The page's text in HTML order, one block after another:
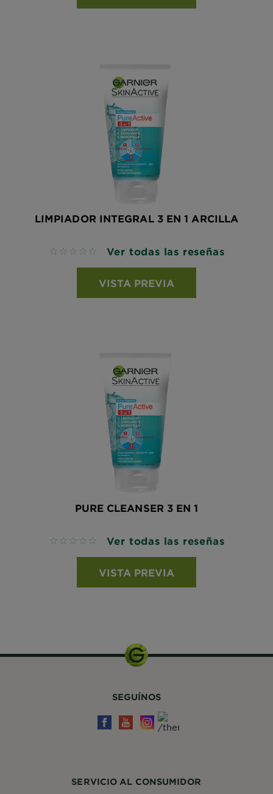
LIMPIADOR INTEGRAL 3 EN 1 ARCILLA
No reviews Ver todas las reseñas
VISTA PREVIA
PURE CLEANSER 3 EN 1
No reviews Ver todas las reseñas
VISTA PREVIA
SERVICIO AL CONSUMIDOR
SEGUÍNOS